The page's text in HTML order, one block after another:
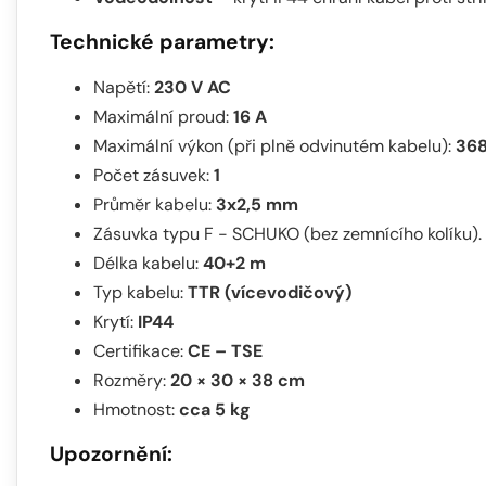
Technické parametry:
Napětí:230 V AC
Maximální proud:16 A
Maximální výkon (při plně odvinutém kabelu):
Počet zásuvek:1
Průměr kabelu: 3x2,5 mm
Zásuvka typu F - SCHUKO (bez zemnícího kolíku).
Délka kabelu:40+2 m
Typ kabelu:TTR (vícevodičový)
Krytí: IP44
Certifikace:CE – TSE
Rozměry:20 × 30 × 38 cm
Hmotnost:cca 5 kg
Upozornění: